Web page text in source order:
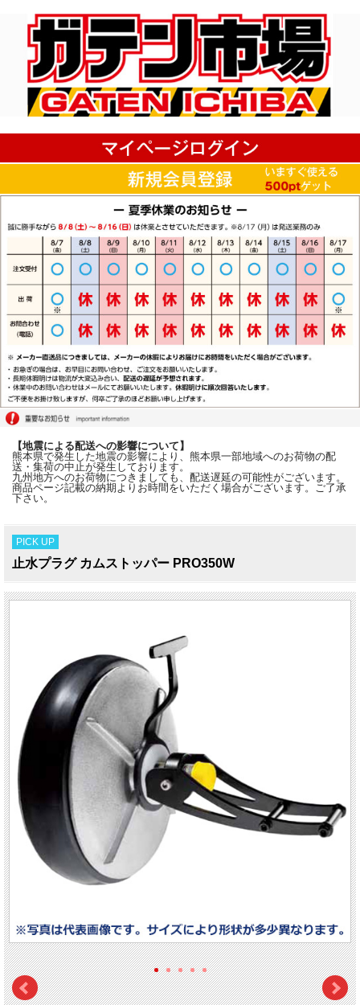
【地震による配送への影響について】
熊本県で発生した地震の影響により、熊本県一部地域へのお荷物の配
送・集荷の中止が発生しております。
九州地方へのお荷物につきましても、配送遅延の可能性がございます。
商品ページ記載の納期よりお時間をいただく場合がございます。ご了承
下さい。
PICK UP
止水プラグ カムストッパー PRO350W